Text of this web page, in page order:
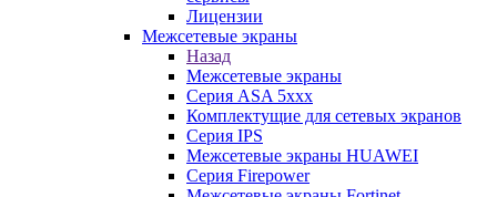
Лицензии
Межсетевые экраны
Назад
Межсетевые экраны
Серия ASA 5xxx
Комплектущие для сетевых экранов
Серия IPS
Межсетевые экраны HUAWEI
Серия Firepower